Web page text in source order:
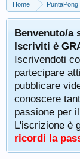
Home PuntaPong
Benvenuto/a
Iscriviti è
Iscrivendoti
partecipare
pubblicare
conoscere
passione per
L'iscrizione è
ricordi la